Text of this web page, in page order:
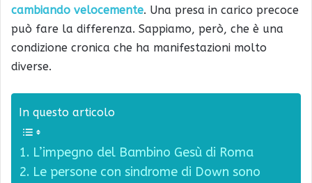
cambiando velocemente. Una presa in carico precoce
può fare la differenza. Sappiamo, però, che è una
condizione cronica che ha manifestazioni molto
diverse.
In questo articolo
L’impegno del Bambino Gesù di Roma
Le persone con sindrome di Down sono